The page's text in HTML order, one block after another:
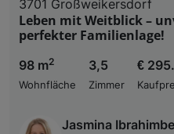
3701 Großweikersdorf
Leben mit Weitblick –
perfekter Familienlage!
98 m2
Wohnfläche
3,5
Zimmer
€
Jasmina